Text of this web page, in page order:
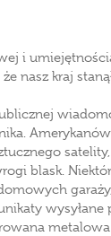
i
nasz kraj
blask.
wysyłane
metalowa